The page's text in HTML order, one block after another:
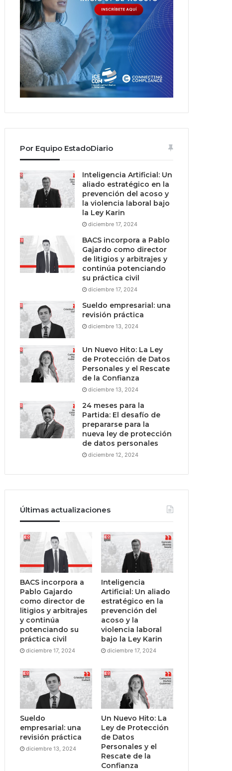
Por Equipo EstadoDiario
Inteligencia Artificial: Un
aliado estratégico en la
prevención del acoso y
la violencia laboral bajo
la Ley Karin
diciembre 17, 2024
BACS incorpora a Pablo
Gajardo como director
de litigios y arbitrajes y
continúa potenciando
su práctica civil
diciembre 17, 2024
Sueldo empresarial: una
revisión práctica
diciembre 13, 2024
Un Nuevo Hito: La Ley
de Protección de Datos
Personales y el Rescate
de la Confianza
diciembre 13, 2024
24 meses para la
Partida: El desafío de
prepararse para la
nueva ley de protección
de datos personales
diciembre 12, 2024
Últimas actualizaciones
BACS incorpora a
Pablo Gajardo
como director de
litigios y arbitrajes
y continúa
potenciando su
práctica civil
diciembre 17, 2024
Inteligencia
Artificial: Un aliado
estratégico en la
prevención del
acoso y la
violencia laboral
bajo la Ley Karin
diciembre 17, 2024
Sueldo
empresarial: una
revisión práctica
diciembre 13, 2024
Un Nuevo Hito: La
Ley de Protección
de Datos
Personales y el
Rescate de la
Confianza